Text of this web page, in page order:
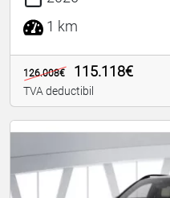
1 km
126.008€ 115.118€
TVA deductibil